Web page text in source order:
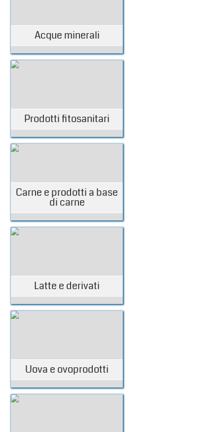
Acque minerali
Prodotti fitosanitari
Carne e prodotti a base
di carne
Latte e derivati
Uova e ovoprodotti